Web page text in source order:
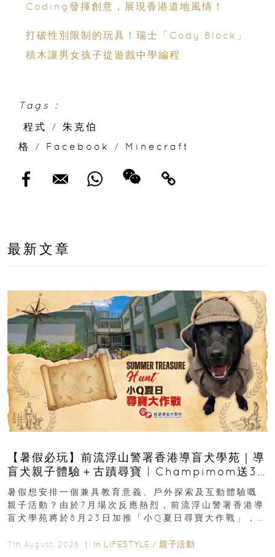
Coding發揮創意，展現香港道地風情！
打破性別限制的玩具！瑞士「Cody Block」
積木讓男女孩子從遊戲中學編程
Tags :
程式
/
朱克伯
格
/ Facebook / Minecraft
最新文章
【暑假必玩】前流浮山警署香港導盲犬學苑｜導
盲犬親子體驗＋古蹟尋寶 | Champimom送3
組免費名額
暑假想安排一個兼具教育意義、戶外探索及互動體驗嘅
親子活動？由於7月場次反應熱烈，前流浮山警署香港導
盲犬學苑將於8月23日加推「小Q夏日尋寶大作戰」，家
7th August, 2026 ｜ In LIFESTYLE / 親子活動